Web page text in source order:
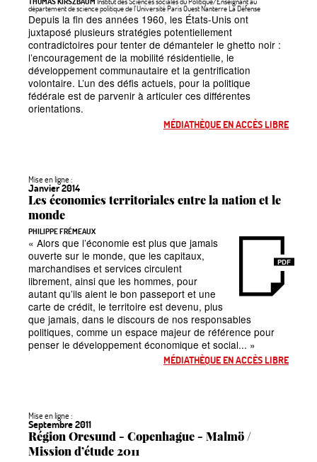
département de science politique de l'Université Paris Ouest Nanterre La Défense
Depuis la fin des années 1960, les États-Unis ont
juxtaposé plusieurs stratégies potentiellement
contradictoires pour tenter de démanteler le ghetto noir :
l’encouragement de la mobilité résidentielle, le
développement communautaire et la gentrification
volontaire. L’un des défis actuels, pour la politique
fédérale est de parvenir à articuler ces différentes
orientations.
MÉDIATHÈQUE EN ACCÈS LIBRE
Mise en ligne :
Janvier 2014
Les économies territoriales entre la nation et le
monde
PHILIPPE FRÉMEAUX
PDF
« Alors que l’économie est plus que jamais
ouverte sur le monde, que les capitaux,
marchandises et services circulent
librement, ainsi que les hommes, pour
autant qu’ils aient le bon passeport et une
carte de crédit, le territoire est devenu, plus
que jamais, dans le discours de nos responsables
politiques, comme un espace majeur de référence pour
penser le développement économique et social... »
MÉDIATHÈQUE EN ACCÈS LIBRE
Mise en ligne :
Septembre 2011
Région Oresund - Copenhague - Malmö /
Mission d’étude 2011